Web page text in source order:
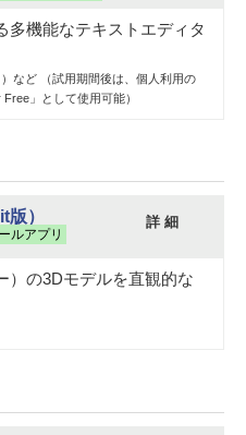
多機能なテキストエディタ
など （試用期間後は、個人利用の
」として使用可能）
）
ルアプリ
詳 細
）の3Dモデルを直観的な